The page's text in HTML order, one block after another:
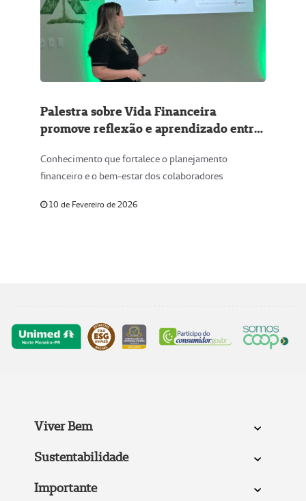
Palestra sobre Vida Financeira
promove reflexão e aprendizado entre
Conhecimento que fortalece o planejamento
financeiro e o bem-estar dos colaboradores
10 de Fevereiro de 2026
Viver Bem
Sustentabilidade
Importante